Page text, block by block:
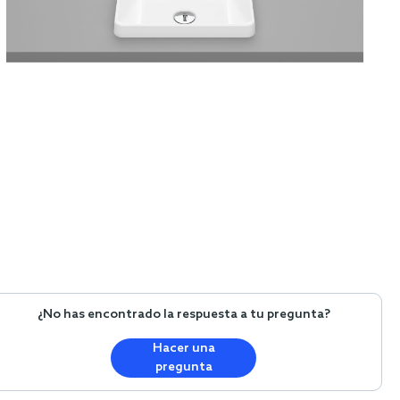
¿No has encontrado la respuesta a tu pregunta?
Hacer una
pregunta